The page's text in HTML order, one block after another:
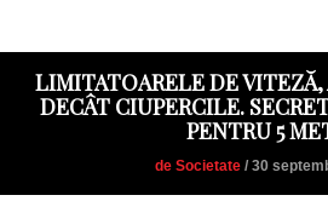
LIMITATOARELE DE VITEZĂ,
DECÂT CIUPERCILE.
PENTRU 5
de Societate/ 30